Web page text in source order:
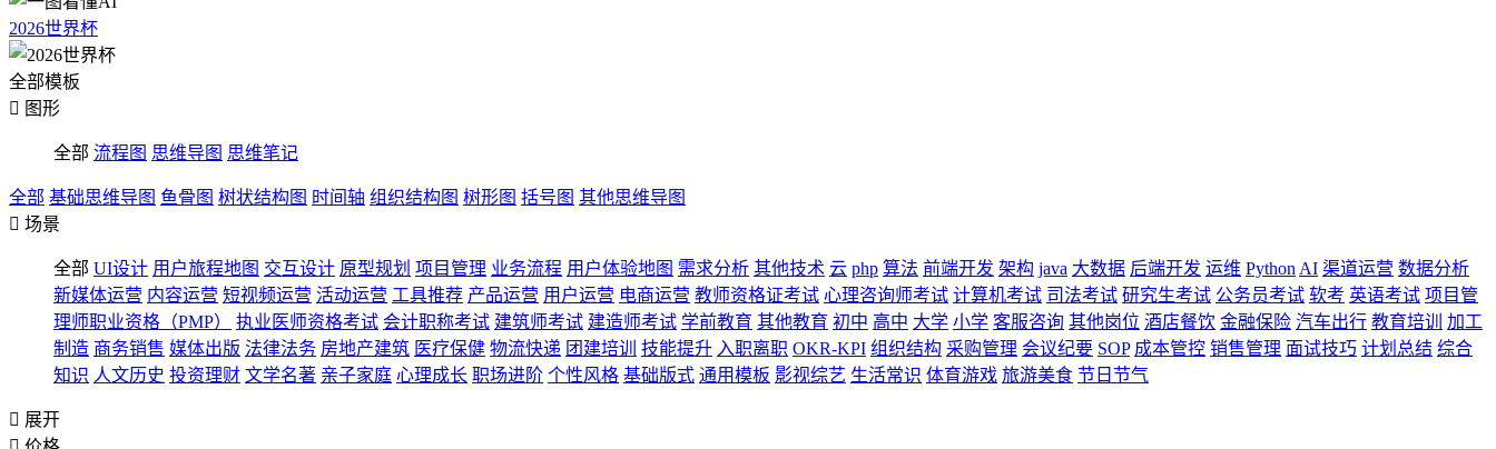
2026世界杯
全部模板
 图形
全部 流程图 思维导图 思维笔记
全部 基础思维导图 鱼骨图 树状结构图 时间轴 组织结构图 树形图 括号图 其他思维导图
 场景
全部 UI设计 用户旅程地图 交互设计 原型规划 项目管理 业务流程 用户体验地图 需求分析 其他技术 云 php 算法 前端开发 架构 java 大数据 后端开发 运维 Python AI 渠道运营 数据分析
新媒体运营 内容运营 短视频运营 活动运营 工具推荐 产品运营 用户运营 电商运营 教师资格证考试 心理咨询师考试 计算机考试 司法考试 研究生考试 公务员考试 软考 英语考试 项目管
理师职业资格（PMP）
执业医师资格考试 会计职称考试 建筑师考试 建造师考试 学前教育 其他教育 初中 高中 大学 小学 客服咨询 其他岗位 酒店餐饮 金融保险 汽车出行 教育培训
加工
制造 商务销售 媒体出版 法律法务 房地产建筑 医疗保健 物流快递 团建培训 技能提升 入职离职 OKR-KPI 组织结构 采购管理 会议纪要 SOP 成本管控 销售管理 面试技巧 计划总结 综合
知识 人文历史 投资理财 文学名著 亲子家庭 心理成长 职场进阶 个性风格 基础版式 通用模板 影视综艺 生活常识 体育游戏 旅游美食 节日节气
 展开